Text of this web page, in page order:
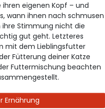
eigenen Kopf – und
wann ihnen nach schmusen
ihre Stimmung nicht die
gut geht. Letzteres
mit dem Lieblingsfutter
Fütterung deiner Katze
Futtermischung beachten
Ernährung